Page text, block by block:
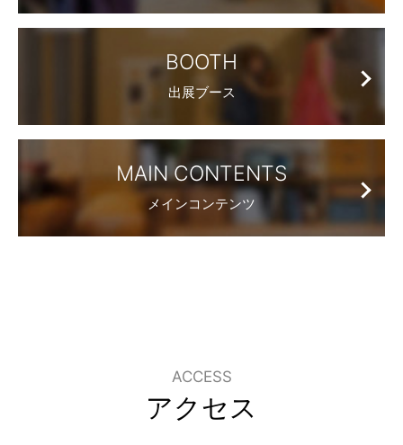
BOOTH
出展ブース
MAIN CONTENTS
メインコンテンツ
ACCESS
アクセス